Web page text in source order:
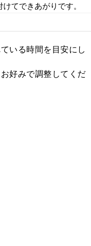
てできあがりです。
いる時間を目安にし
好みで調整してくだ